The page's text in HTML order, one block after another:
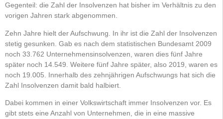
Gegenteil: die Zahl der Insolvenzen hat bisher im Verhältnis zu den
vorigen Jahren stark abgenommen.
Zehn Jahre hielt der Aufschwung. In ihr ist die Zahl der Insolvenzen
stetig gesunken. Gab es nach dem statistischen Bundesamt 2009
noch 33.762 Unternehmensinsolvenzen, waren dies fünf Jahre
später noch 14.549. Weitere fünf Jahre später, also 2019, waren es
noch 19.005. Innerhalb des zehnjährigen Aufschwungs hat sich die
Zahl Insolvenzen damit bald halbiert.
Dabei kommen in einer Volkswirtschaft immer Insolvenzen vor. Es
gibt stets eine Anzahl von Unternehmen, die in eine massive